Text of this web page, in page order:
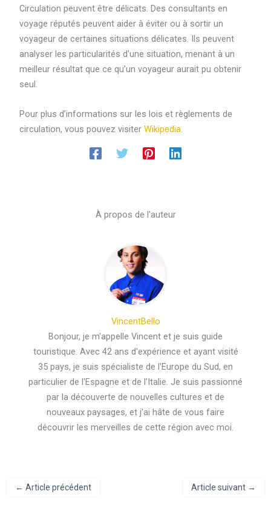
Circulation peuvent être délicats. Des consultants en
voyage réputés peuvent aider à éviter ou à sortir un
voyageur de certaines situations délicates. Ils peuvent
analyser les particularités d’une situation, menant à un
meilleur résultat que ce qu’un voyageur aurait pu obtenir
seul.
Pour plus d’informations sur les lois et règlements de
circulation, vous pouvez visiter Wikipedia
À propos de l'auteur
VincentBello
Bonjour, je m'appelle Vincent et je suis guide
touristique. Avec 42 ans d'expérience et ayant visité
35 pays, je suis spécialiste de l'Europe du Sud, en
particulier de l'Espagne et de l'Italie. Je suis passionné
par la découverte de nouvelles cultures et de
nouveaux paysages, et j'ai hâte de vous faire
découvrir les merveilles de cette région avec moi.
← Article précédent Article suivant →